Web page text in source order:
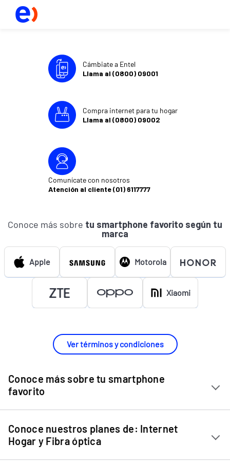
Cámbiate a Entel
Llama al (0800) 09001
Compra internet para tu hogar
Llama al (0800) 09002
Comunícate con nosotros
Atención al cliente (01) 6117777
Conoce más sobre tu smartphone favorito según tu
marca
Apple Motorola
Xiaomi
Ver términos y condiciones
Conoce más sobre tu smartphone
favorito
Chip Entel
Apple iPhone 11
Apple iPhone 12 Mini
Conoce nuestros planes de: Internet
Hogar y Fibra óptica